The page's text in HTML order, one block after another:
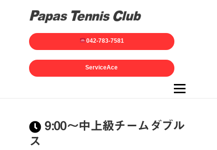
042-783-7581
ServiceAce
メニュー
9:00～中上級チームダブル
ス